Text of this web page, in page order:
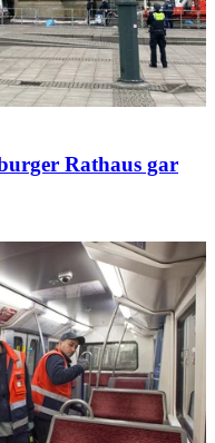
Rathaus gar